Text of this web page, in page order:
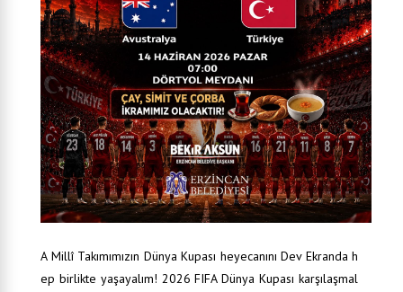
A Millî Takımımızın Dünya Kupası heyecanını Dev Ekranda h
ep birlikte yaşayalım! 2026 FIFA Dünya Kupası karşılaşmal